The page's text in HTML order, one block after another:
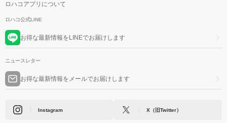
ロハコアプリについて
ロハコ公式LINE
お得な最新情報をLINEでお届けします
ニュースレター
お得な最新情報をメールでお届けします
Instagram X（旧Twitter）